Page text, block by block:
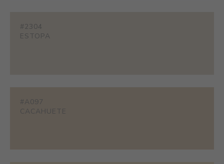
#2304
ESTOPA
#A097
CACAHUETE